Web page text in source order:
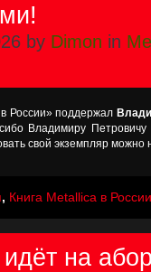
by Dimon in
России» поддержал
Владимиру Петровичу
свой экземпляр можно
, Книга Metallica в России
на